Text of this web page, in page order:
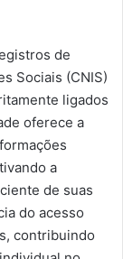
de
Sociais (CNIS)
ligados
oferece a
a
de suas
do acesso
contribuindo